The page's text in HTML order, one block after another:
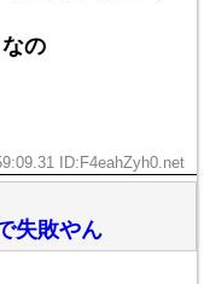
の
ID:F4eahZyh0.net
失敗やん